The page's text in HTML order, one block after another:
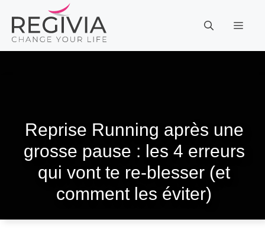
contenu
Reprise Running après une
grosse pause : les 4 erreurs
qui vont te re-blesser (et
comment les éviter)